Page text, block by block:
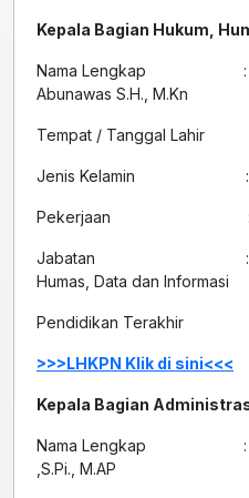
Kepala Bagian Hukum,
Nama Lengkap :
Abunawas S.H., M.Kn
Tempat / Tanggal Lahir :
Jenis Kelamin :
Pekerjaan :
Jabatan : Kepala
Humas, Data dan Informasi
Pendidikan Terakhir :
>>>LHKPN Klik di sini<<<
Kepala Bagian
Nama Lengkap : Tien
,S.Pi., M.AP